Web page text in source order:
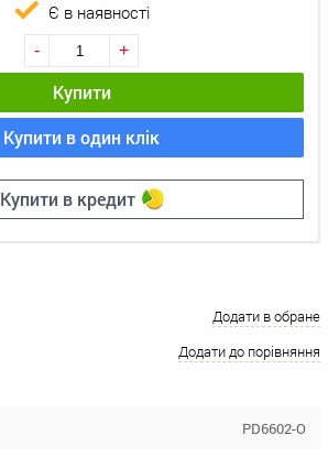
Є в наявності
- +
Купити
Купити в один клік
Купити в кредит
Додати в обране
Додати до порівняння
PD6602-O